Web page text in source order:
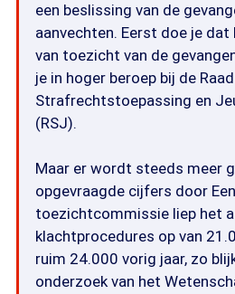
een beslissing van de
aanvechten. Eerst doe je
van toezicht van de
je in hoger beroep bij de
Strafrechtstoepassing en
(RSJ).
Maar er wordt steeds meer
opgevraagde cijfers door
toezichtcommissie liep het
klachtprocedures op van
ruim 24.000 vorig jaar, zo
onderzoek van het